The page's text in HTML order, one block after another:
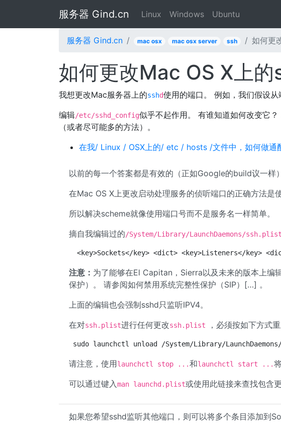
服务器 Gind.cn Linux Windows Ubuntu
服务器 Gind.cn mac osx mac osx server ssh 如何更
如何更改Mac OS X上的
我想更改Mac服务器上的sshd使用的端口。 例如，我们假设从
编辑/etc/sshd_config似乎不起作用。 有谁知道如何改变它
（或者尽可能多的方法）。
在我/ Linux / OSX上的/ etc / hosts /文件中，如何做通
以前的每一个答案都是有效的（正如Google的build议一样
在Mac OS X上更改启动处理服务的侦听端口的正确方法是
所以解决scheme就像使用端口号而不是服务名一样简单。
摘自我编辑过的/System/Library/LaunchDaemons/ssh.plist
<key>Sockets</key> <dict> <key>Listeners</key>
注意： 为了能够在El Capitan，Sierra以及未来的版本上编
保护）。 请参阅如何禁用系统完整性保护（SIP）[…] 。
上面的编辑也会强制sshd只监听IPV4。
在对ssh.plist进行任何更改ssh.plist ，必须按如下方式
sudo launchctl unload /System/Library/
请注意，使用launchctl stop ...和launchctl start ...
可以通过键入man launchd.plist或使用此链接来查找包含
如果您希望sshd监听其他端口，则可以将多个条目添加到